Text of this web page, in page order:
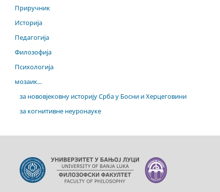
Приручник
Историја
Педагогија
Филозофија
Психологија
мозаик...
за нововјековну историју Срба у Босни и Херцеговини
за когнитивне неуронауке